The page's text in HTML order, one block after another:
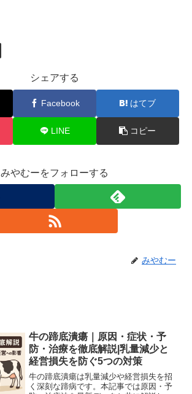
シェアする
Facebook はてブ
LINE コピー
みやむーをフォローする
みやむー
牛の蹄底潰瘍｜原因・症状・予
防・治療を徹底解説|乳量減少と
経営損失を防ぐ5つの対策
牛の蹄底潰瘍は乳量減少や経営損失を招
く深刻な蹄病です。本記事では原因・予